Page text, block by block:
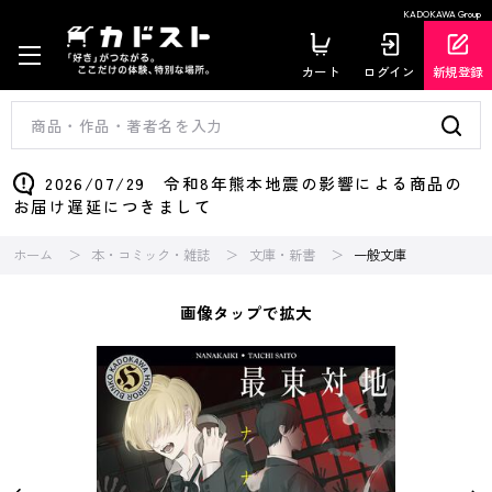
KADOKAWA Group
カート ログイン 新規登録
2026/07/29 令和8年熊本地震の影響による商品の
お届け遅延につきまして
ホーム 本・コミック・雑誌 文庫・新書 一般文庫
画像タップで拡大